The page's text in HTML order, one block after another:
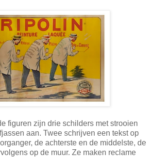
figuren zijn drie schilders met strooien
aan. Twee schrijven een tekst op
de achterste en de middelste, de
op de muur. Ze maken reclame